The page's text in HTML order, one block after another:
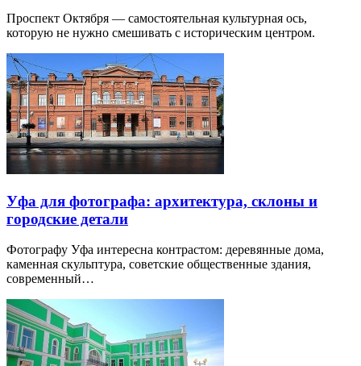
Проспект Октября — самостоятельная культурная ось,
которую не нужно смешивать с историческим центром.
Уфа для фотографа: архитектура, склоны и
городские детали
Фотографу Уфа интересна контрастом: деревянные дома,
каменная скульптура, советские общественные здания,
современный…